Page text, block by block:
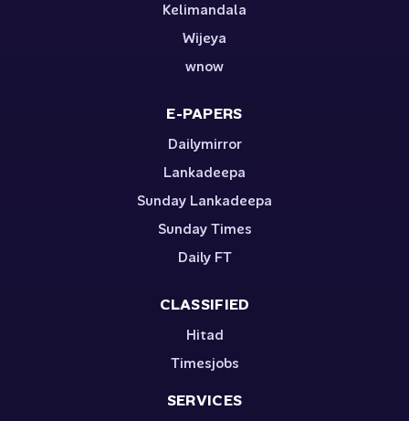
Kelimandala
Wijeya
wnow
E-PAPERS
Dailymirror
Lankadeepa
Sunday Lankadeepa
Sunday Times
Daily FT
CLASSIFIED
Hitad
Timesjobs
SERVICES